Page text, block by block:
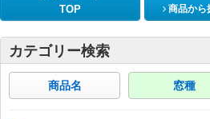
TOP
商品から
カテゴリー検索
商品名 窓種